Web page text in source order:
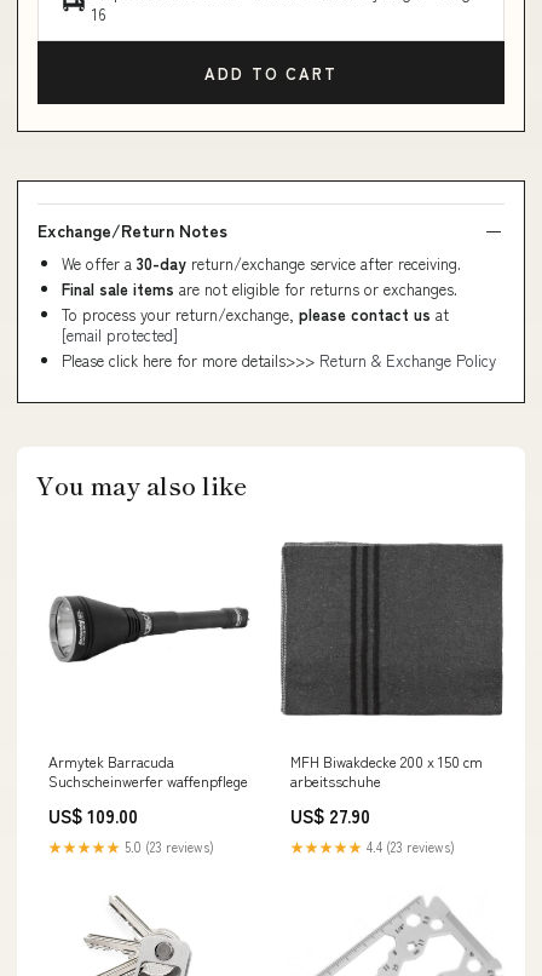
16
ADD TO CART
Exchange/Return Notes
We offer a 30-day return/exchange service after receiving.
Final sale items are not eligible for returns or exchanges.
To process your return/exchange, please contact us at
[email protected]
Please click here for more details>>> Return & Exchange Policy
You may also like
Armytek Barracuda
Suchscheinwerfer waffenpflege
US$ 109.00
★★★★★ 5.0 (23 reviews)
MFH Biwakdecke 200 x 150 cm
arbeitsschuhe
US$ 27.90
★★★★★ 4.4 (23 reviews)